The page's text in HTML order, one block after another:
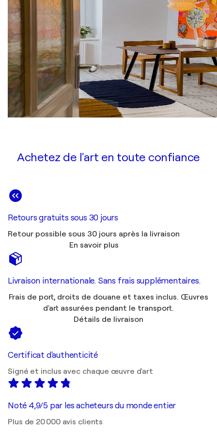
Achetez de l'art en toute confiance
Retours gratuits sous 30 jours
Retour possible sous 30 jours après la livraison
En savoir plus
Livraison internationale. Sans frais supplémentaires.
Frais de port, droits de douane et taxes inclus. Œuvres
d'art assurées pendant le transport.
Détails de livraison
Certificat d'authenticité
Signé et inclus avec chaque œuvre d'art
Noté 4,9/5 par les acheteurs du monde entier
Plus de 20 000 avis clients